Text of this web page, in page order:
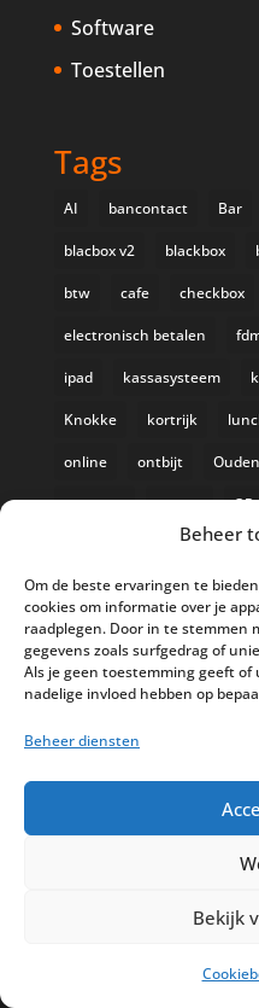
Beheer
Om de beste ervaringen te
cookies om informatie over je
raadplegen. Door in te
gegevens zoals surfgedrag of
Als je geen toestemming geeft
nadelige invloed hebben op
Beheer diensten
Bekijk
Software
Toestellen
Tags
AI bancontact Bar
blacbox v2 blackbox
btw cafe checkbox
electronisch betalen
ipad kassasysteem
Knokke kortrijk
online ontbijt
payment pop-up QR
tablet take-
westende wijnkaart
Nieuwe kassa bij ’t
AI in de Horeca
Bestel nu nog aan
Safran Palace start